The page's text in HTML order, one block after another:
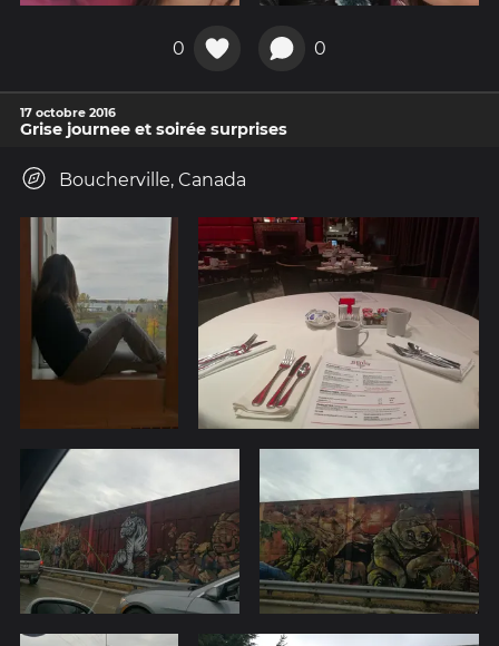
0 0
17 octobre 2016
Grise journee et soirée surprises
Boucherville, Canada